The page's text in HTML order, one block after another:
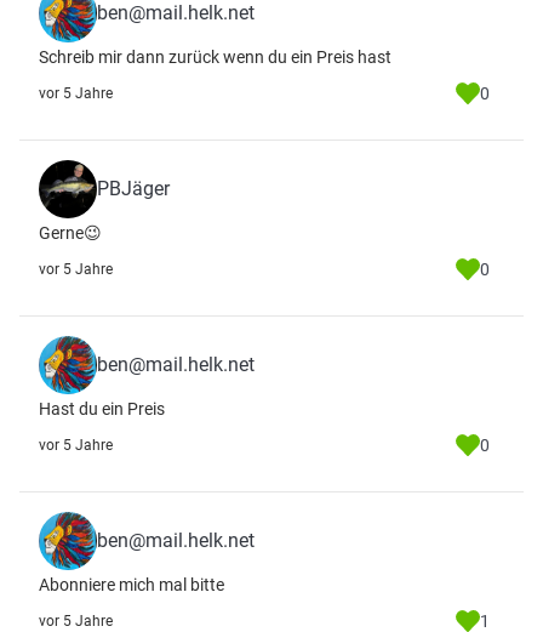
ben@mail.helk.net
Schreib mir dann zurück wenn du ein Preis hast
vor 5 Jahre 0
PBJäger
Gerne😉
vor 5 Jahre 0
ben@mail.helk.net
Hast du ein Preis
vor 5 Jahre 0
ben@mail.helk.net
Abonniere mich mal bitte
vor 5 Jahre 1